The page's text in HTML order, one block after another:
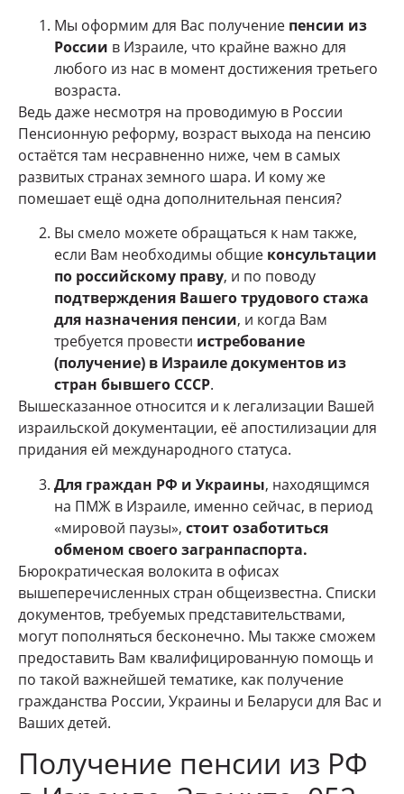
Мы оформим для Вас получение пенсии из
России в Израиле, что крайне важно для
любого из нас в момент достижения третьего
возраста.
Ведь даже несмотря на проводимую в России
Пенсионную реформу, возраст выхода на пенсию
остаётся там несравненно ниже, чем в самых
развитых странах земного шара. И кому же
помешает ещё одна дополнительная пенсия?
Вы смело можете обращаться к нам также,
если Вам необходимы общие консультации
по российскому праву, и по поводу
подтверждения Вашего трудового стажа
для назначения пенсии, и когда Вам
требуется провести истребование
(получение) в Израиле документов из
стран бывшего СССР.
Вышесказанное относится и к легализации Вашей
израильской документации, её апостилизации для
придания ей международного статуса.
Для граждан РФ и Украины, находящимся
на ПМЖ в Израиле, именно сейчас, в период
«мировой паузы», стоит озаботиться
обменом своего загранпаспорта.
Бюрократическая волокита в офисах
вышеперечисленных стран общеизвестна. Списки
документов, требуемых представительствами,
могут пополняться бесконечно. Мы также сможем
предоставить Вам квалифицированную помощь и
по такой важнейшей тематике, как получение
гражданства России, Украины и Беларуси для Вас и
Ваших детей.
Получение пенсии из РФ